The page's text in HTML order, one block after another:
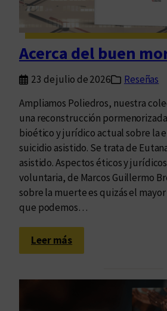
d
a
s
a
r
a
s
d
e
l
p
r
m
:
Acerca del buen
23 de julio de 2026
Reseñas
Ampliamos Poliedros, nuestra
una reconstrucción
bioético y jurídico actual sobre la
suicidio asistido. Se trata de
asistido. Aspectos éticos y
voluntaria, de Marcos Guillermo
sobre la muerte es quizás el
que podemos…
Leer más:
A
e